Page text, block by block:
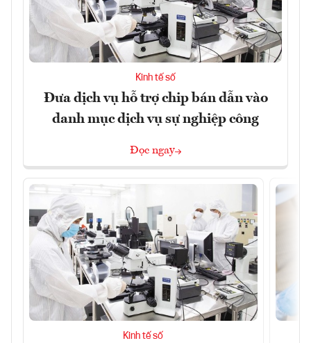
Kinh tế số
Đưa dịch vụ hỗ trợ chip bán dẫn vào
danh mục dịch vụ sự nghiệp công
Đọc ngay
Kinh tế số